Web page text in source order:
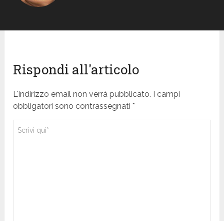
Rispondi all'articolo
L'indirizzo email non verrà pubblicato. I campi
obbligatori sono contrassegnati *